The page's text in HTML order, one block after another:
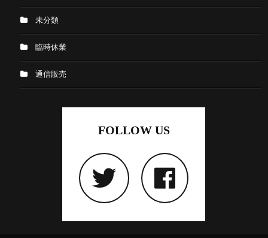
未分類
臨時休業
通信販売
FOLLOW US